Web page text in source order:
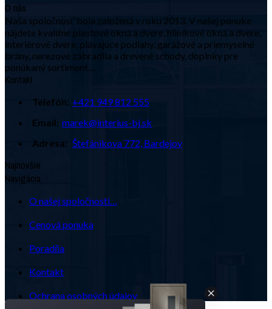
O nás
Naša spoločnosť bola založená v roku 2013. V našej ponuke
nájdete kvalitné plastové okná a dvere, hliníkové okná a dvere,
interiérové dvere, plávajúce podlahy, garážové a priemyselné
brány, nerezové zábradlia a drevené schody, doplnky pre
ponúkaný sortiment....
Kontakt
Telefón: +421 949 812 555
Email: marek@interius-bj.sk
Adresa: Štefánikova 772, Bardejov
Najnovšie
Navigácia
O našej spoločnosti…
Cenová ponuka
Poradňa
Kontakt
Ochrana osobných údajov